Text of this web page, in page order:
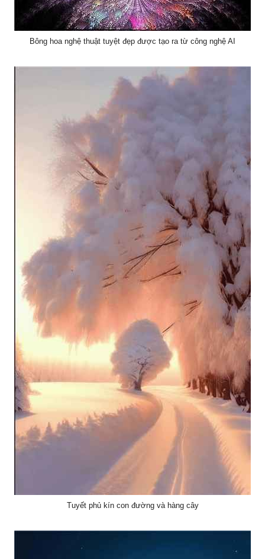
Bông hoa nghệ thuật tuyệt đẹp được tạo ra từ công nghệ AI
Tuyết phủ kín con đường và hàng cây